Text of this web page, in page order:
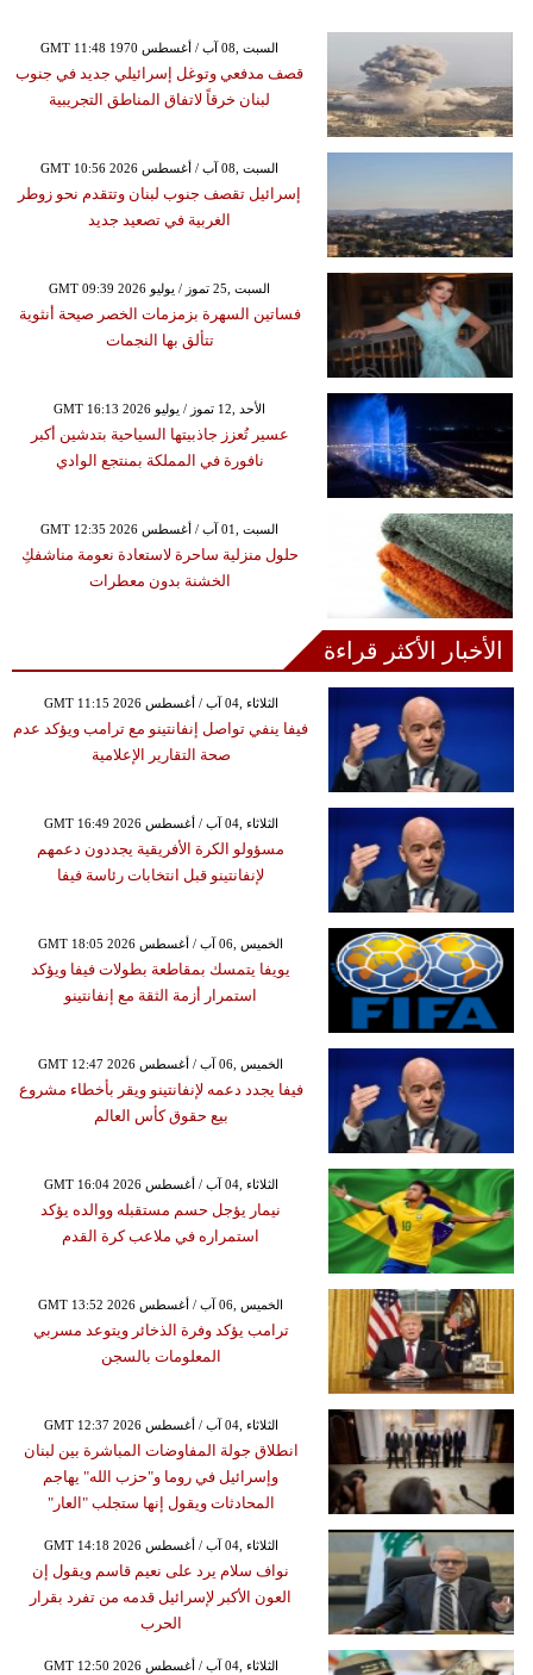
GMT 11:48 1970 السبت ,08 آب / أغسطس
قصف مدفعي وتوغل إسرائيلي جديد في جنوب
لبنان خرقاً لاتفاق المناطق التجريبية
GMT 10:56 2026 السبت ,08 آب / أغسطس
إسرائيل تقصف جنوب لبنان وتتقدم نحو زوطر
الغربية في تصعيد جديد
GMT 09:39 2026 السبت ,25 تموز / يوليو
فساتين السهرة بزمزمات الخصر صيحة أنثوية
تتألق بها النجمات
GMT 16:13 2026 الأحد ,12 تموز / يوليو
عسير تُعزز جاذبيتها السياحية بتدشين أكبر
نافورة في المملكة بمنتجع الوادي
GMT 12:35 2026 السبت ,01 آب / أغسطس
حلول منزلية ساحرة لاستعادة نعومة مناشفكِ
الخشنة بدون معطرات
الأخبار الأكثر قراءة
GMT 11:15 2026 الثلاثاء ,04 آب / أغسطس
فيفا ينفي تواصل إنفانتينو مع ترامب ويؤكد عدم
صحة التقارير الإعلامية
GMT 16:49 2026 الثلاثاء ,04 آب / أغسطس
مسؤولو الكرة الأفريقية يجددون دعمهم
لإنفانتينو قبل انتخابات رئاسة فيفا
GMT 18:05 2026 الخميس ,06 آب / أغسطس
يويفا يتمسك بمقاطعة بطولات فيفا ويؤكد
استمرار أزمة الثقة مع إنفانتينو
GMT 12:47 2026 الخميس ,06 آب / أغسطس
فيفا يجدد دعمه لإنفانتينو ويقر بأخطاء مشروع
بيع حقوق كأس العالم
GMT 16:04 2026 الثلاثاء ,04 آب / أغسطس
نيمار يؤجل حسم مستقبله ووالده يؤكد
استمراره في ملاعب كرة القدم
GMT 13:52 2026 الخميس ,06 آب / أغسطس
ترامب يؤكد وفرة الذخائر ويتوعد مسربي
المعلومات بالسجن
GMT 12:37 2026 الثلاثاء ,04 آب / أغسطس
انطلاق جولة المفاوضات المباشرة بين لبنان
وإسرائيل في روما و"حزب الله" يهاجم
المحادثات ويقول إنها ستجلب "العار"
GMT 14:18 2026 الثلاثاء ,04 آب / أغسطس
نواف سلام يرد على نعيم قاسم ويقول إن
العون الأكبر لإسرائيل قدمه من تفرد بقرار
الحرب
GMT 12:50 2026 الثلاثاء ,04 آب / أغسطس